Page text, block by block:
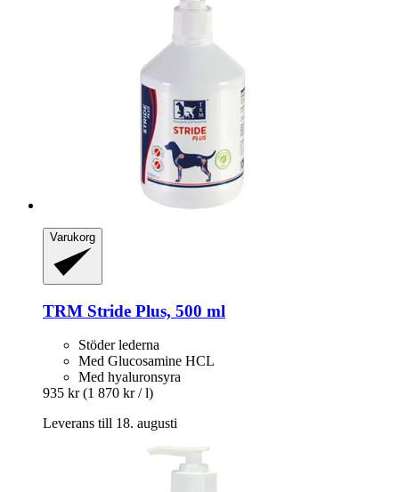
Varukorg
TRM Stride Plus, 500 ml
Stöder lederna
Med Glucosamine HCL
Med hyaluronsyra
935 kr (1 870 kr / l)
Leverans till 18. augusti